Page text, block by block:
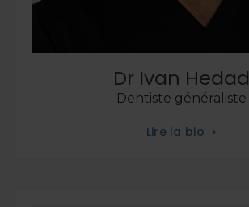
Dr Ivan Hedad
Dentiste généraliste
Lire la bio